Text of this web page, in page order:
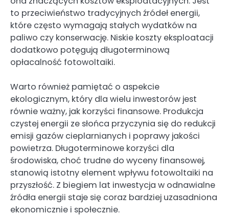
to przeciwieństwo tradycyjnych źródeł energii,
które często wymagają stałych wydatków na
paliwo czy konserwację. Niskie koszty eksploatacji
dodatkowo potęgują długoterminową
opłacalność fotowoltaiki.
Warto również pamiętać o aspekcie
ekologicznym, który dla wielu inwestorów jest
równie ważny, jak korzyści finansowe. Produkcja
czystej energii ze słońca przyczynia się do redukcji
emisji gazów cieplarnianych i poprawy jakości
powietrza. Długoterminowe korzyści dla
środowiska, choć trudne do wyceny finansowej,
stanowią istotny element wpływu fotowoltaiki na
przyszłość. Z biegiem lat inwestycja w odnawialne
źródła energii staje się coraz bardziej uzasadniona
ekonomicznie i społecznie.